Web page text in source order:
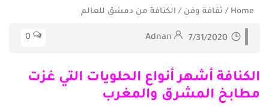
Home
/ ثقافة وفن / الكنافة من دمشق للعالم
Adnan
الكنافة أشهر أنواع الحلويات التي غزت
مطابخ المشرق والمغرب